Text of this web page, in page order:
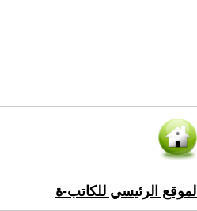
الموقع الرئيسي للكاتب-ة